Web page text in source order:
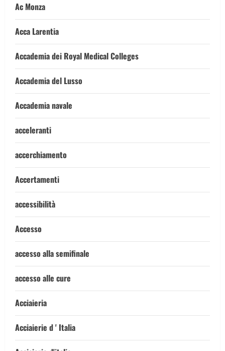
Ac Monza
Acca Larentia
Accademia dei Royal Medical Colleges
Accademia del Lusso
Accademia navale
acceleranti
accerchiamento
Accertamenti
accessibilità
Accesso
accesso alla semifinale
accesso alle cure
Acciaieria
Acciaierie d ' Italia